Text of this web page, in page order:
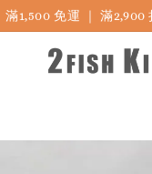
滿1,500 免運 ｜ 滿2,900